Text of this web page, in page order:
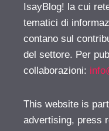
IsayBlog! la cui
tematici di
contano sul
del settore. Per
collaborazioni:
This website is
advertising, press